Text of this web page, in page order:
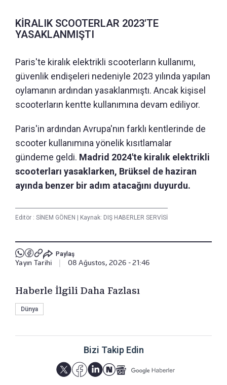
KİRALIK SCOOTERLAR 2023'TE
YASAKLANMIŞTI
Paris'te kiralık elektrikli scooterların kullanımı,
güvenlik endişeleri nedeniyle 2023 yılında yapılan
oylamanın ardından yasaklanmıştı. Ancak kişisel
scooterların kentte kullanımına devam ediliyor.
Paris'in ardından Avrupa'nın farklı kentlerinde de
scooter kullanımına yönelik kısıtlamalar
gündeme geldi. Madrid 2024'te kiralık elektrikli
scooterları yasaklarken, Brüksel de haziran
ayında benzer bir adım atacağını duyurdu.
Editör : SİNEM GÖNEN Kaynak: DIŞ HABERLER SERVİSİ
Paylaş
Yayın Tarihi 08 Ağustos, 2026 - 21:46
Haberle İlgili Daha Fazlası
Dünya
Bizi Takip Edin